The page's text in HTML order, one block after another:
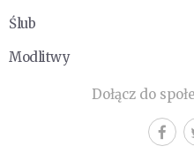
Ślub
Modlitwy
Dołącz do